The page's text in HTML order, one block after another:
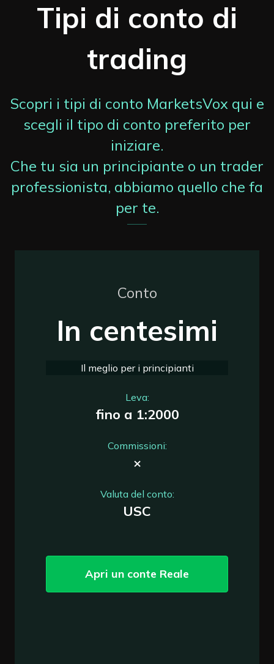
Tipi di conto di
trading
Scopri i tipi di conto MarketsVox qui e
scegli il tipo di conto preferito per
iniziare.
Che tu sia un principiante o un trader
professionista, abbiamo quello che fa
per te.
Conto
In centesimi
Il meglio per i principianti
Leva:
fino a 1:2000
Commissioni:
×
Valuta del conto:
USC
Apri un conte Reale